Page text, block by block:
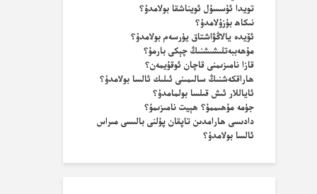
تويدا ئۇسسۇل ئويناشقا بولامدۇ؟
نىكاھ بۇزۇلامدۇ؟
ئۆيدە يالاڭۋاشتاق يۈرسەم بولامدۇ؟
مۇھەببەتلىشىشنىڭ چېكى بارمۇ؟
قازا نامىزىمنى قاچان ئوقۇيمەن؟
ھاراقكەشنىڭ سالىمىنى ئىلىك ئالسا بولامدۇ؟
ئاياللار ئىش قىلسا بولمامدۇ؟
جۈمە مۇھىممۇ؟ ھېيت نامىزىمۇ؟
دادىسى ھارامدىن تاپقان پۇلنى بالىسى مىراس
ئالسا بولامدۇ؟